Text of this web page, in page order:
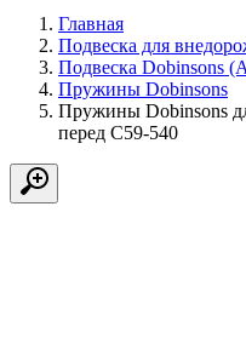
Главная
Подвеска для
Подвеска Dobinsons
Пружины Dobinsons
Пружины Dobinsons
перед C59-540